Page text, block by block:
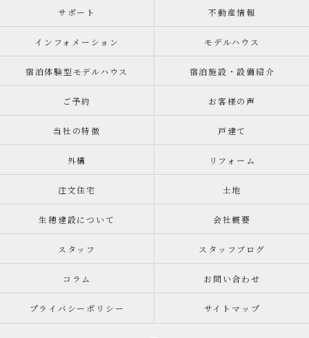
サポート 不動産情報
インフォメーション モデルハウス
宿泊体験型モデルハウス 宿泊施設・設備紹介
ご予約 お客様の声
当社の特徴 戸建て
外構 リフォーム
注文住宅 土地
生穂建設について 会社概要
スタッフ スタッフブログ
コラム お問い合わせ
プライバシーポリシー サイトマップ